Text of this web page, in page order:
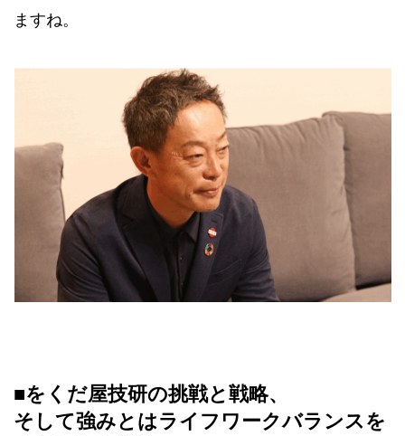
ますね。
■をくだ屋技研の挑戦と戦略、
そして強みとはライフワークバランスを